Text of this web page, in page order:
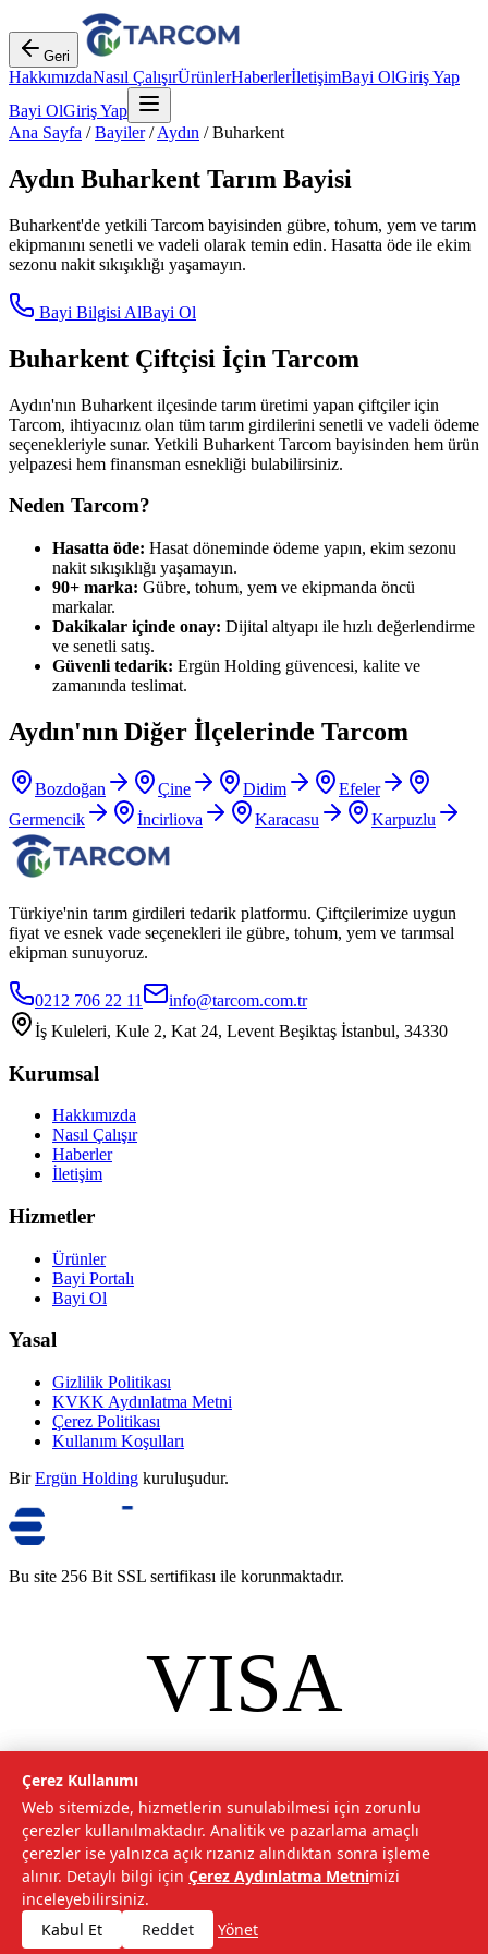
Geri
HakkımızdaNasıl ÇalışırÜrünlerHaberlerİletişimBayi OlGiriş Yap
Bayi OlGiriş Yap
Ana Sayfa /Bayiler/Aydın /Buharkent
Aydın Buharkent Tarım Bayisi
Buharkent'de yetkili Tarcom bayisinden gübre, tohum, yem ve tarım
ekipmanını senetli ve vadeli olarak temin edin. Hasatta öde ile ekim
sezonu nakit sıkışıklığı yaşamayın.
Bayi Bilgisi AlBayi Ol
Buharkent Çiftçisi İçin Tarcom
Aydın'nın Buharkent ilçesinde tarım üretimi yapan çiftçiler için
Tarcom, ihtiyacınız olan tüm tarım girdilerini senetli ve vadeli ödeme
seçenekleriyle sunar. Yetkili Buharkent Tarcom bayisinden hem ürün
yelpazesi hem finansman esnekliği bulabilirsiniz.
Neden Tarcom?
Hasatta öde: Hasat döneminde ödeme yapın, ekim sezonu
nakit sıkışıklığı yaşamayın.
90+ marka: Gübre, tohum, yem ve ekipmanda öncü
markalar.
Dakikalar içinde onay: Dijital altyapı ile hızlı değerlendirme
ve senetli satış.
Güvenli tedarik: Ergün Holding güvencesi, kalite ve
zamanında teslimat.
Aydın'nın Diğer İlçelerinde Tarcom
Bozdoğan Çine Didim
Efeler
Germencik
İncirliova Karacasu Karpuzlu
Türkiye'nin tarım girdileri tedarik platformu. Çiftçilerimize uygun
fiyat ve esnek vade seçenekleri ile gübre, tohum, yem ve tarımsal
ekipman sunuyoruz.
0212 706 22 11
info@tarcom.com.tr
İş Kuleleri, Kule 2, Kat 24, Levent Beşiktaş İstanbul, 34330
Kurumsal
Hakkımızda
Nasıl Çalışır
Haberler
İletişim
Hizmetler
Ürünler
Bayi Portalı
Bayi Ol
Yasal
Gizlilik Politikası
KVKK Aydınlatma Metni
Çerez Politikası
Kullanım Koşulları
Bir Ergün Holding kuruluşudur.
Bu site 256 Bit SSL sertifikası ile korunmaktadır.
VISA
mastercard
2026Tarımcom Tarım ve Teknoloji A.Ş. Tüm hakları saklıdır.